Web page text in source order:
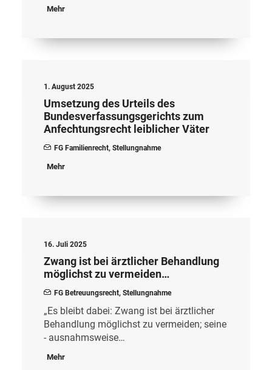
Mehr
1. August 2025
Umsetzung des Urteils des
Bundesverfassungsgerichts zum
Anfechtungsrecht leiblicher Väter
FG Familienrecht, Stellungnahme
Mehr
16. Juli 2025
Zwang ist bei ärztlicher Behandlung
möglichst zu vermeiden…
FG Betreuungsrecht, Stellungnahme
„Es bleibt dabei: Zwang ist bei ärztlicher
Behandlung möglichst zu vermeiden; seine
- ausnahmsweise…
Mehr